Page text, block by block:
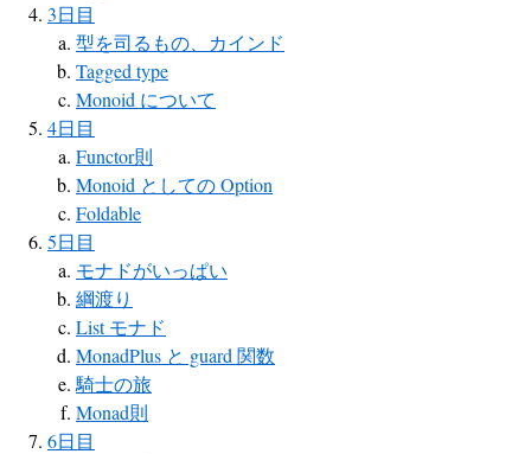
3日目
型を司るもの、カインド
Tagged type
Monoid について
4日目
Functor則
Monoid としての Option
Foldable
5日目
モナドがいっぱい
綱渡り
List モナド
MonadPlus と guard 関数
騎士の旅
Monad則
6日目